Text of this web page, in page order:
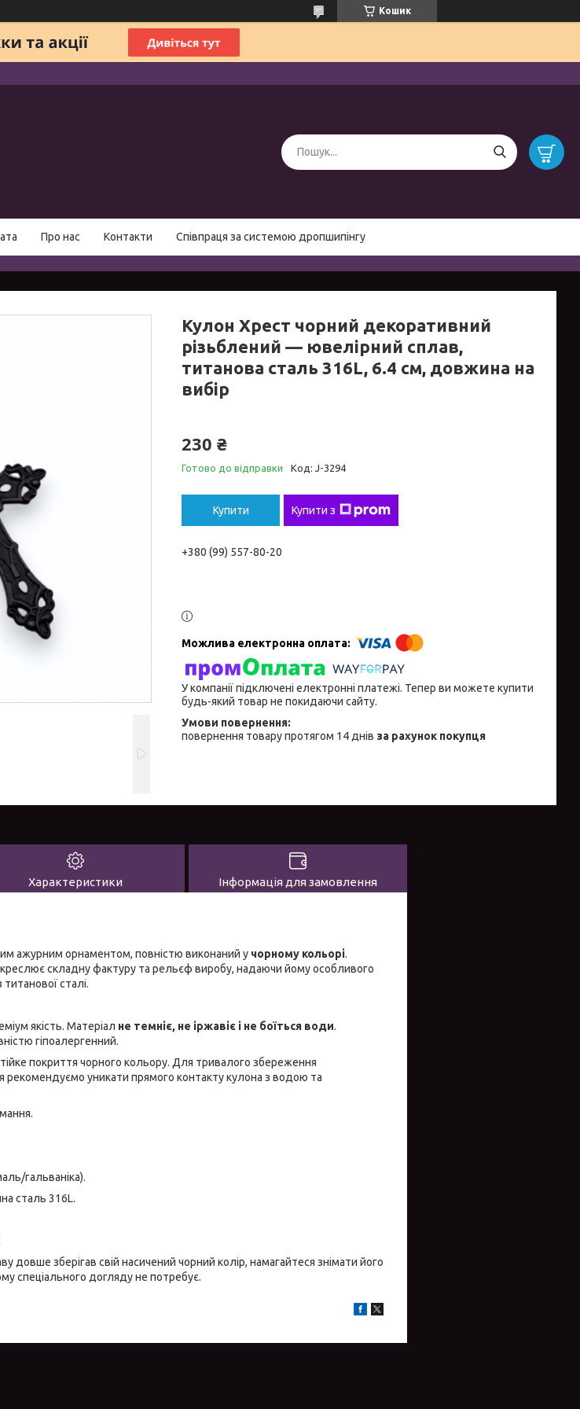
Кошик
Про нас Контакти Співпраця за системою дропшипінгу
Кулон Хрест чорний декоративний
різьблений — ювелірний сплав,
титанова сталь 316L, 6.4 см, довжина на
вибір
230 ₴
Готово до відправки Код: J-3294
Купити Купити з
+380 (99) 557-80-20
У компанії підключені електронні платежі. Тепер ви можете купити
будь-який товар не покидаючи сайту.
повернення товару протягом 14 днів за рахунок покупця
Характеристики Інформація для замовлення
ажурним орнаментом, повністю виконаний у чорному кольорі.
складну фактуру та рельєф виробу, надаючи йому особливого
сталі.
якість. Матеріал не темніє, не іржавіє і не боїться води.
гіпоалергенний.
покриття чорного кольору. Для тривалого збереження
рекомендуємо уникати прямого контакту кулона з водою та
гальваніка).
сталь 316L.
довше зберігав свій насичений чорний колір, намагайтеся знімати його
спеціального догляду не потребує.